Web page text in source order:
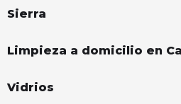
Sierra
Limpieza a domicilio en
Vidrios